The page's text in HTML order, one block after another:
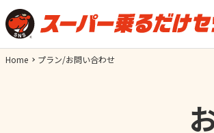
Home プラン/お問い合わせ